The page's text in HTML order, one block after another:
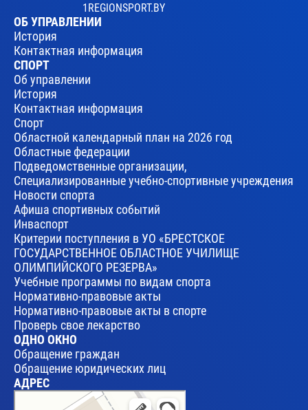
1REGIONSPORT.BY
ОБ УПРАВЛЕНИИ
История
Контактная информация
СПОРТ
Об управлении
История
Контактная информация
Спорт
Областной календарный план на 2026 год
Областные федерации
Подведомственные организации,
Специализированные учебно-спортивные учреждения
Новости спорта
Афиша спортивных событий
Инваспорт
Критерии поступления в УО «БРЕСТСКОЕ
ГОСУДАРСТВЕННОЕ ОБЛАСТНОЕ УЧИЛИЩЕ
ОЛИМПИЙСКОГО РЕЗЕРВА»
Учебные программы по видам спорта
Нормативно-правовые акты
Нормативно-правовые акты в спорте
Проверь свое лекарство
ОДНО ОКНО
Обращение граждан
Обращение юридических лиц
АДРЕС
Брест
Улица Леваневского, 17 — Яндекс Карты